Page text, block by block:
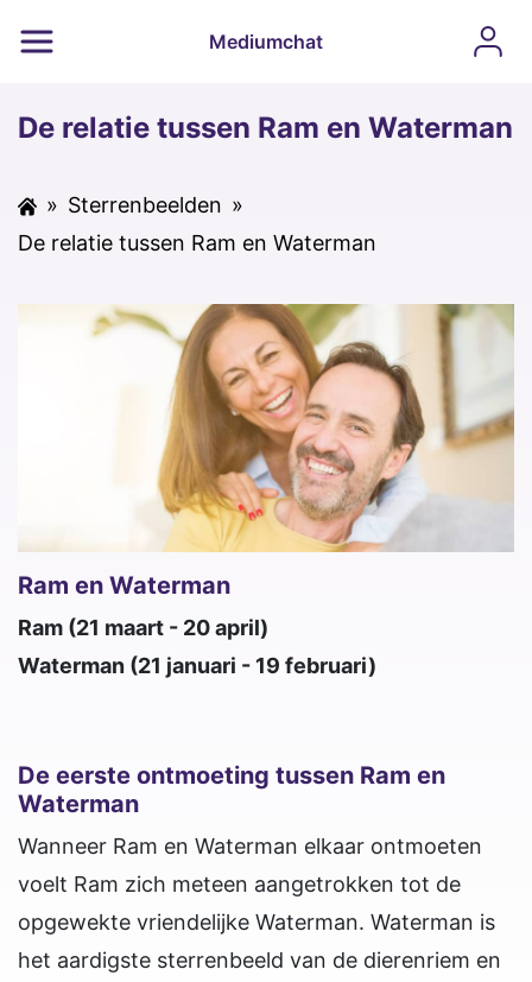
Mediumchat
De relatie tussen Ram en Waterman
» Sterrenbeelden »
De relatie tussen Ram en Waterman
Ram en Waterman
Ram (21 maart - 20 april)
Waterman (21 januari - 19 februari)
De eerste ontmoeting tussen Ram en
Waterman
Wanneer Ram en Waterman elkaar ontmoeten
voelt Ram zich meteen aangetrokken tot de
opgewekte vriendelijke Waterman. Waterman is
het aardigste sterrenbeeld van de dierenriem en